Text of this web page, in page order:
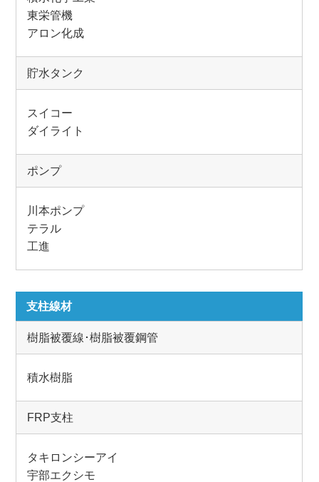
東栄管機
アロン化成
貯水タンク
スイコー
ダイライト
ポンプ
川本ポンプ
テラル
工進
支柱線材
樹脂被覆線･樹脂被覆鋼管
積水樹脂
FRP支柱
タキロンシーアイ
宇部エクシモ